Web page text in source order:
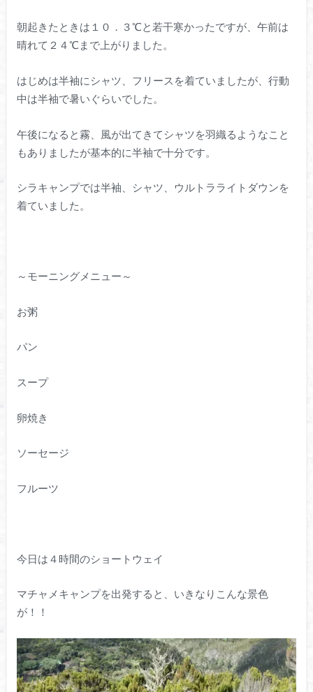
朝起きたときは１０．３℃と若干寒かったですが、午前は
晴れて２４℃まで上がりました。
はじめは半袖にシャツ、フリースを着ていましたが、行動
中は半袖で暑いぐらいでした。
午後になると霧、風が出てきてシャツを羽織るようなこと
もありましたが基本的に半袖で十分です。
シラキャンプでは半袖、シャツ、ウルトラライトダウンを
着ていました。
～モーニングメニュー～
お粥
パン
スープ
卵焼き
ソーセージ
フルーツ
今日は４時間のショートウェイ
マチャメキャンプを出発すると、いきなりこんな景色
が！！